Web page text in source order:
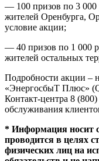
— 100 призов по 3 000
жителей Оренбурга,
условие акции;
— 40 призов по 1 000
жителей остальных
Подробности акции –
«ЭнергосбыТ Плюс»
Контакт-центра 8
обслуживания
* Информация носит
проводится в целях
физических лиц на